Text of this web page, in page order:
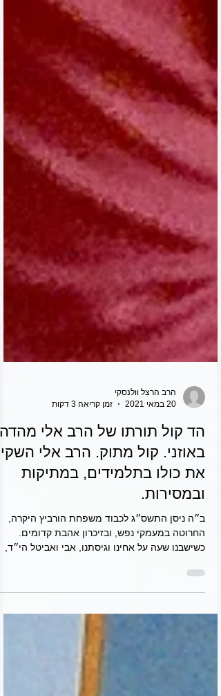
20 במאי 2021
זמן קריאה 3 דקות
הד קול תורתו של הרב אלי
באוזני. קול מתוק. הרב אלי
את כולו בתלמידים, במתיקות
ובמסירות.
ב״ה ניסן התשס״ג לכבוד משפחת הורביץ היקרה,
כשישבנו שעה על אחינו וגיסתנו, אבי ואביטל הי״ד,